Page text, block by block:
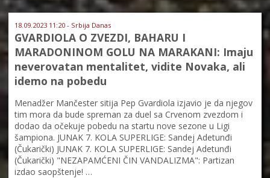
18.09.2023 11:20 - Srbija Danas
GVARDIOLA O ZVEZDI, BAHARU I
MARADONINOM GOLU NA MARAKANI: Imaju
neverovatan mentalitet, vidite Novaka, ali
idemo na pobedu
Menadžer Mančester sitija Pep Gvardiola izjavio je da njegov
tim mora da bude spreman za duel sa Crvenom zvezdom i
dodao da očekuje pobedu na startu nove sezone u Ligi
šampiona. JUNAK 7. KOLA SUPERLIGE: Sandej Adetunđi
(Čukarički) JUNAK 7. KOLA SUPERLIGE: Sandej Adetunđi
(Čukarički) "NEZAPAMĆENI ČIN VANDALIZMA": Partizan
izdao saopštenje! …